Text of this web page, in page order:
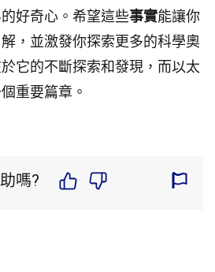
好奇心。希望這些事實能讓你
，並激發你探索更多的科學奧
它的不斷探索和發現，而以太
重要篇章。
嗎?